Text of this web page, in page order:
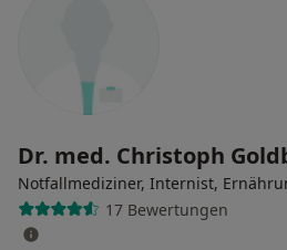
Dr. med. Christoph
Notfallmediziner, Internist,
17 Bewertungen